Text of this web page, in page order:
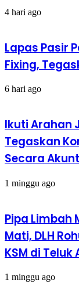
4 hari ago
Lapas Pasir
Fixing,
6 hari ago
Ikuti Arahan
Tegaskan
Secara
1 minggu ago
Pipa Limbah
Mati, DLH
KSM di Teluk
1 minggu ago